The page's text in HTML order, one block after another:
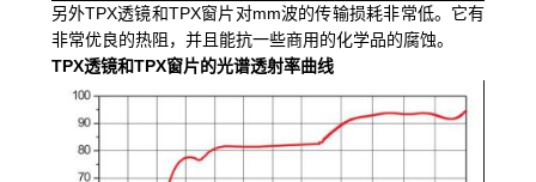
另外TPX透镜和TPX窗片对mm波的传输损耗非常低。它有
非常优良的热阻，并且能抗一些商用的化学品的腐蚀。
TPX透镜和TPX窗片的光谱透射率曲线